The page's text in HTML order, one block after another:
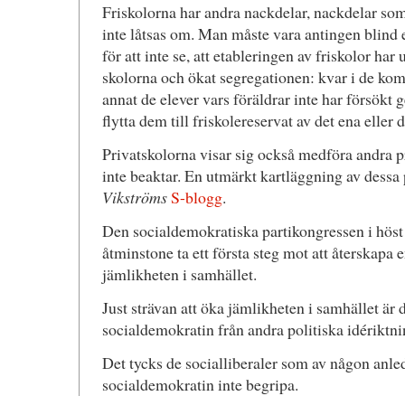
Friskolorna har andra nackdelar, nackdelar
inte låtsas om. Man måste vara antingen
för att inte se, att etableringen av friskolor har
skolorna och ökat segregationen: kvar i de
annat de elever vars föräldrar inte har försökt
flytta dem till friskolereservat av det ena eller
Privatskolorna visar sig också medföra andra
inte beaktar. En utmärkt kartläggning av
VikströmsS-blogg.
Den socialdemokratiska partikongressen i
åtminstone ta ett första steg mot att återskapa
jämlikheten i samhället.
Just strävan att öka jämlikheten i samhället är
socialdemokratin från andra politiska
Det tycks de socialliberaler som av någon
socialdemokratin inte begripa.